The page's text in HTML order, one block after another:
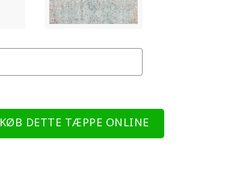
KØB DETTE TÆPPE ONLINE